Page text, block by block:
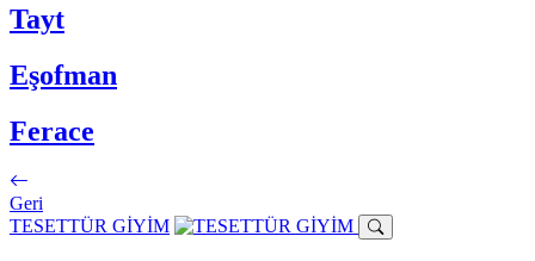
Tayt
Eşofman
Ferace
Geri
TESETTÜR GİYİM